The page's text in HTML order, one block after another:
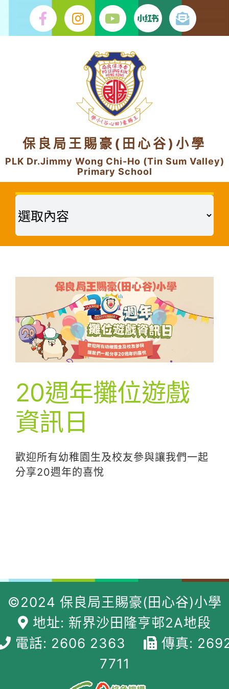
content
保良局王賜豪(田心谷)小學
PLK Dr.Jimmy Wong Chi-Ho (Tin Sum Valley)
Primary School
20週年攤位遊戲
資訊日
歡迎所有幼稚園生及校友參與讓我們一起
分享20週年的喜悅
©2024 保良局王賜豪(田心谷)小學
地址: 新界沙田隆亨邨2A地段
電話: 2606 2363
傳真:
7711